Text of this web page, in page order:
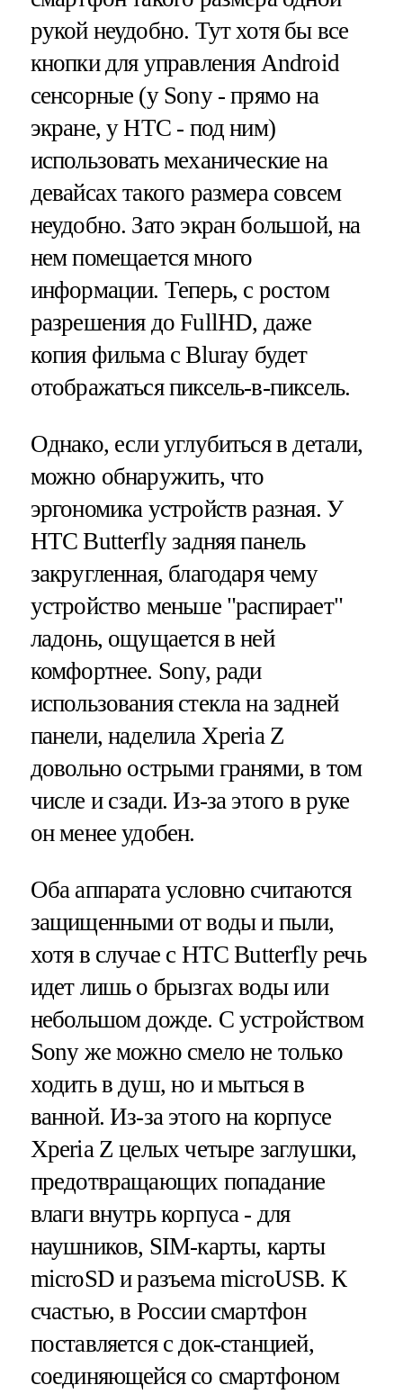
рукой неудобно. Тут хотя бы все
кнопки для управления Android
сенсорные (у Sony - прямо на
экране, у HTC - под ним)
использовать механические на
девайсах такого размера совсем
неудобно. Зато экран большой, на
нем помещается много
информации. Теперь, с ростом
разрешения до FullHD, даже
копия фильма с Bluray будет
отображаться пиксель-в-пиксель.
Однако, если углубиться в детали,
можно обнаружить, что
эргономика устройств разная. У
HTC Butterfly задняя панель
закругленная, благодаря чему
устройство меньше "распирает"
ладонь, ощущается в ней
комфортнее. Sony, ради
использования стекла на задней
панели, наделила Xperia Z
довольно острыми гранями, в том
числе и сзади. Из-за этого в руке
он менее удобен.
Оба аппарата условно считаются
защищенными от воды и пыли,
хотя в случае с HTC Butterfly речь
идет лишь о брызгах воды или
небольшом дожде. С устройством
Sony же можно смело не только
ходить в душ, но и мыться в
ванной. Из-за этого на корпусе
Xperia Z целых четыре заглушки,
предотвращающих попадание
влаги внутрь корпуса - для
наушников, SIM-карты, карты
microSD и разъема microUSB. К
счастью, в России смартфон
поставляется с док-станцией,
соединяющейся со смартфоном